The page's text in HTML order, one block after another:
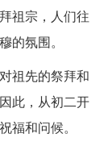
祖宗，人们往
的氛围。
祖先的祭拜和
此，从初二开
福和问候。